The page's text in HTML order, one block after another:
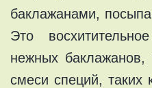
баклажанами,
Это
нежных
смеси специй, таких